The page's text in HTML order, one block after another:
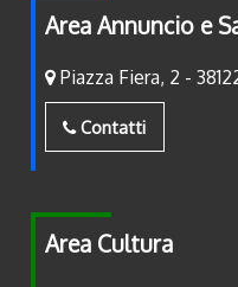
Area Annuncio e
Piazza Fiera, 2 -
Contatti
Area Cultura